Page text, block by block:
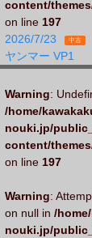
content/
on line 197
2026/7/23
中古
ヤンマー VP1
Warning:
/home/
nouki.jp/
content/
on line 197
Warning:
on null in /
nouki.jp/